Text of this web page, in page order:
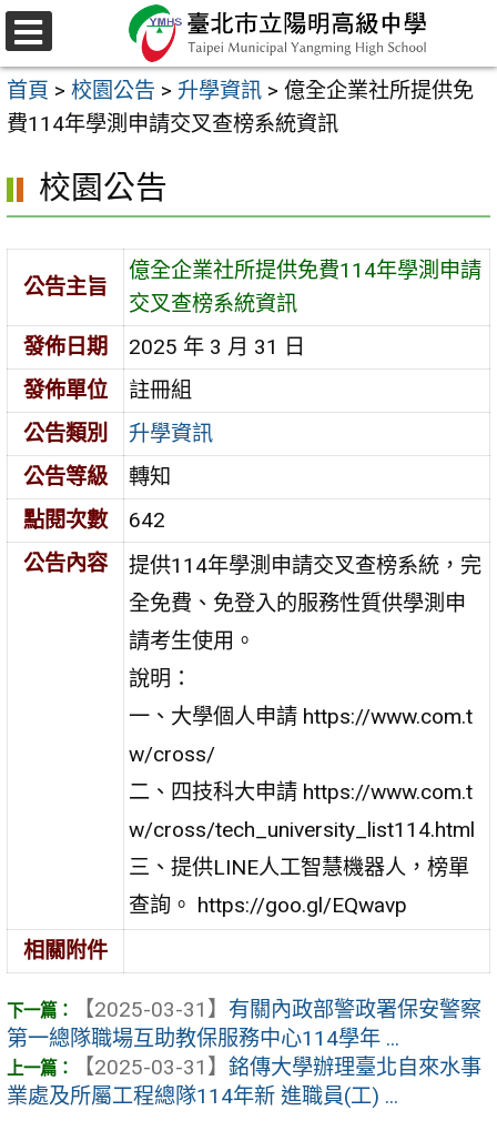
跳
至
主
要
容
區
選
單
首頁 > 校園公告 > 升學資訊 > 億全企業社所提供免
費114年學測申請交叉查榜系統資訊
校園公告
公告主旨
億全企業社所提供免費114年學測申請
交叉查榜系統資訊
發佈日期
2025 年 3 月 31 日
發佈單位
註冊組
公告類別
升學資訊
公告等級
轉知
點閱次數
642
公告內容
提供114年學測申請交叉查榜系統，完
全免費、免登入的服務性質供學測申
請考生使用。
說明：
一、大學個人申請 https://www.com.t
w/cross/
二、四技科大申請 https://www.com.t
w/cross/tech_university_list114.html
三、提供LINE人工智慧機器人，榜單
查詢。 https://goo.gl/EQwavp
相關附件
【2025-03-31】 有關內政部警政署保安警察
第一總隊職場互助教保服務中心114學年 ...
【2025-03-31】 銘傳大學辦理臺北自來水事
業處及所屬工程總隊114年新 進職員(工) ...